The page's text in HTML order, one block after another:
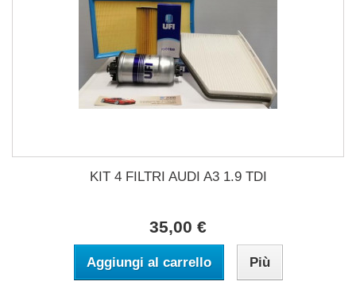
KIT 4 FILTRI AUDI A3 1.9 TDI
35,00 €
Aggiungi al carrello Più